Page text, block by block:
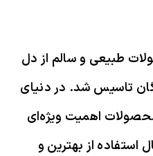
طبیعی و سالم از دل
تاسیس شد. در دنیای
اهمیت ویژه‌ای
استفاده از بهترین و